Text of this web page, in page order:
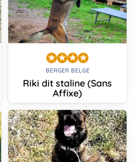
BERGER BELGE
Riki dit staline (Sans
Affixe)